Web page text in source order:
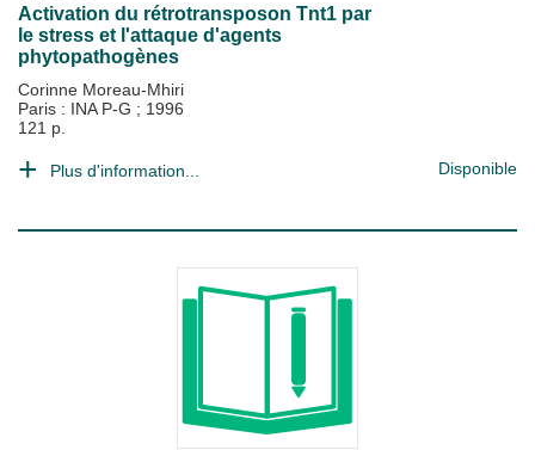
Activation du rétrotransposon Tnt1 par
le stress et l'attaque d'agents
phytopathogènes
Corinne Moreau-Mhiri
Paris : INA P-G ; 1996
121 p.
Plus d'information... Disponible